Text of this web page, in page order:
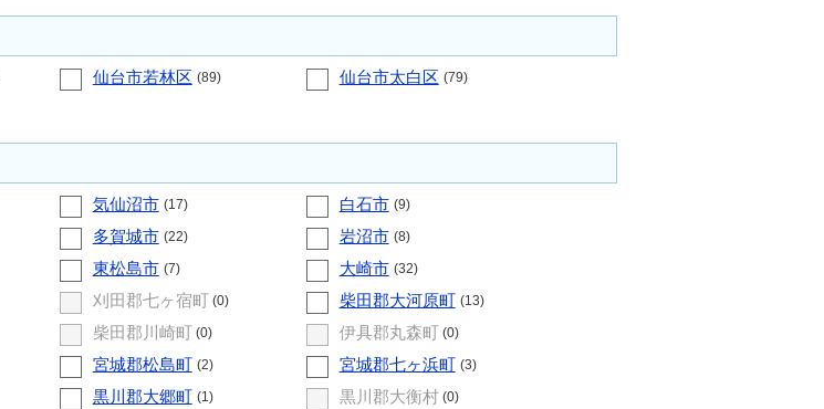
仙台市若林区 (89) 仙台市太白区 (79)
気仙沼市 (17) 白石市 (9)
多賀城市 (22) 岩沼市 (8)
東松島市 (7) 大崎市 (32)
刈田郡七ヶ宿町 (0) 柴田郡大河原町 (13)
柴田郡川崎町 (0) 伊具郡丸森町 (0)
宮城郡松島町 (2) 宮城郡七ヶ浜町 (3)
黒川郡大郷町 (1) 黒川郡大衡村(0)